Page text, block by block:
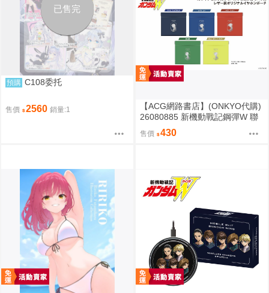
已售完
預購 C108委托
售價 2560 銷量:1
【ACG網路書店】(ONKYO代購)
26080885 新機動戰記鋼彈W 聯
名耳機 收納包
售價 430